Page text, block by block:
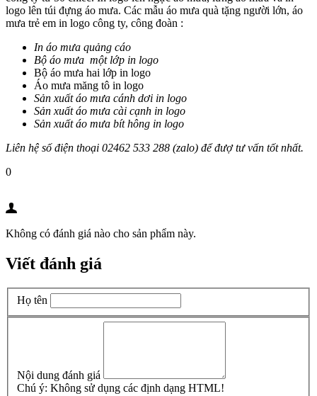
logo lên túi đựng áo mưa. Các mẫu áo mưa quà tặng người lớn, áo
mưa trẻ em in logo công ty, công đoàn :
In áo mưa quảng cáo
Bộ áo mưa một lớp in logo
Bộ áo mưa hai lớp in logo
Áo mưa măng tô in logo
Sản xuất áo mưa cánh dơi in logo
Sản xuất áo mưa cài cạnh in logo
Sản xuất áo mưa bít hông in logo
Liên hệ số điện thoại 02462 533 288 (zalo) để đượ tư vấn tốt nhất.
0
Không có đánh giá nào cho sản phẩm này.
Viết đánh giá
Họ tên
Nội dung đánh giá
Chú ý: Không sử dụng các định dạng HTML!